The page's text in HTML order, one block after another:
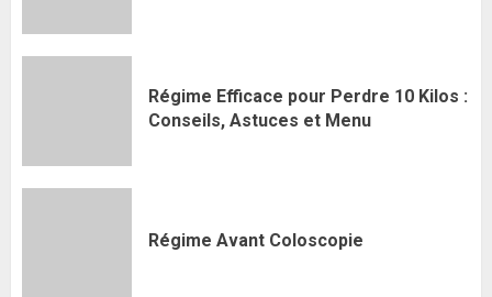
Régime Efficace pour Perdre 10 Kilos :
Conseils, Astuces et Menu
Régime Avant Coloscopie